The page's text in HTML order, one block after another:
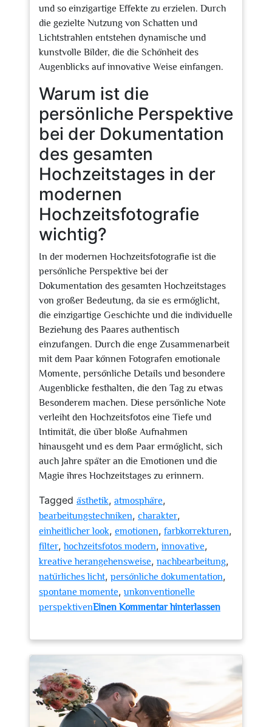
und so einzigartige Effekte zu erzielen. Durch
die gezielte Nutzung von Schatten und
Lichtstrahlen entstehen dynamische und
kunstvolle Bilder, die die Schönheit des
Augenblicks auf innovative Weise einfangen.
Warum ist die
persönliche Perspektive
bei der Dokumentation
des gesamten
Hochzeitstages in der
modernen
Hochzeitsfotografie
wichtig?
In der modernen Hochzeitsfotografie ist die
persönliche Perspektive bei der
Dokumentation des gesamten Hochzeitstages
von großer Bedeutung, da sie es ermöglicht,
die einzigartige Geschichte und die individuelle
Beziehung des Paares authentisch
einzufangen. Durch die enge Zusammenarbeit
mit dem Paar können Fotografen emotionale
Momente, persönliche Details und besondere
Augenblicke festhalten, die den Tag zu etwas
Besonderem machen. Diese persönliche Note
verleiht den Hochzeitsfotos eine Tiefe und
Intimität, die über bloße Aufnahmen
hinausgeht und es dem Paar ermöglicht, sich
auch Jahre später an die Emotionen und die
Magie ihres Hochzeitstages zu erinnern.
Tagged ästhetik, atmosphäre,
bearbeitungstechniken, charakter,
einheitlicher look, emotionen, farbkorrekturen,
filter,hochzeitsfotos modern, innovative,
kreative herangehensweise, nachbearbeitung,
natürliches licht, persönliche dokumentation,
spontane momente, unkonventionelle
perspektivenEinen Kommentar hinterlassen
Modernen
Hochzeitsfotos:
Kreative
Innovation